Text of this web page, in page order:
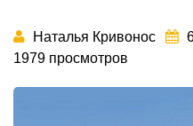
Наталья Кривонос
1979 просмотров